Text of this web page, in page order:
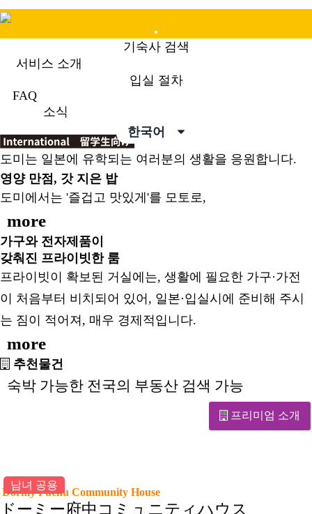
Mobile
Menu
기숙사 검색
서비스 소개
입실 절차
FAQ
소식
한국어
도미는 일본에 유학되는 여러분의 생활을 응원합니다.
영양 만점, 갓 지은 밥
도미에서는 '즐겁고 맛있게'를 모토로,
more
가구와 전자제품이
갖춰진 프라이빗한 룸
프라이빗이 확보된 거실에는, 생활에 필요한 가구·가전
이 처음부터 비치되어 있어, 일본·입실시에 준비해 주시
는 짐이 적어져, 매우 경제적입니다.
more
추천물건
숙박 가능한 전국의 부동산 검색 가능
프리미엄 소개
남녀 공용
Dormy Fuchu Community House
ドーミー府中コミュニティハウス